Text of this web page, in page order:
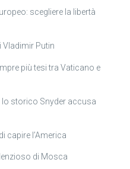
scegliere la libertà
Putin
più tesi tra Vaticano e
lo storico Snyder accusa
capire l’America
di Mosca